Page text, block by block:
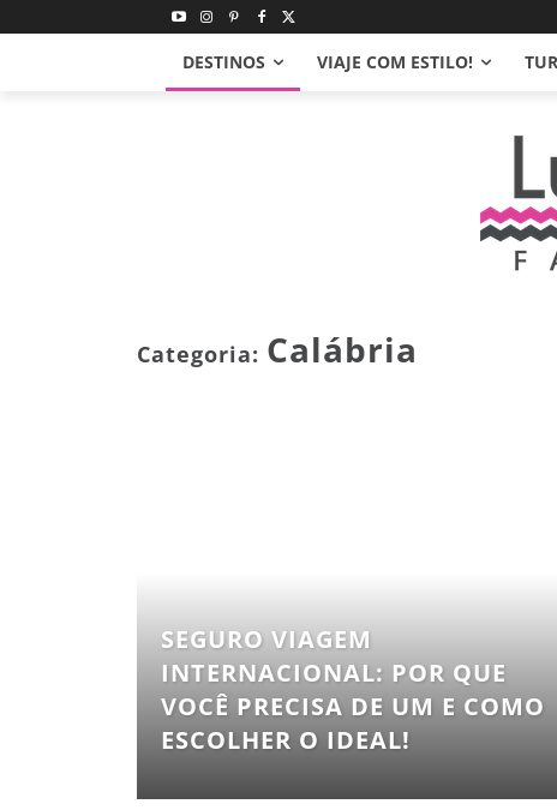
DESTINOS VIAJE COM ESTILO!
Categoria: Calábria
SEGURO VIAGEM
INTERNACIONAL: POR QUE
VOCÊ PRECISA DE UM E COMO
ESCOLHER O IDEAL!